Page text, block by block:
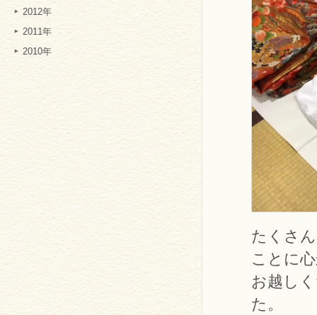
2012年
2011年
2010年
たくさ
ことに
お越し
た。